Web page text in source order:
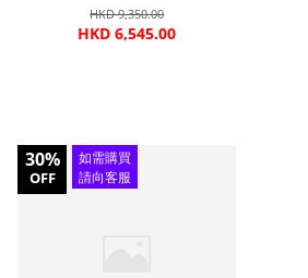
HKD 9,350.00
HKD 6,545.00
30%
OFF
如需購買
請向客服